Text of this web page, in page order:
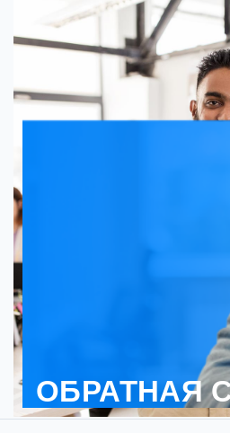
ОБРАТНАЯ